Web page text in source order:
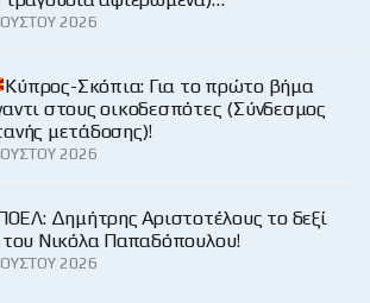
2026
Κύπρος-Σκόπια: Για το πρώτο βήμα
στους οικοδεσπότες (Σύνδεσμος
μετάδοσης)!
2026
Δημήτρης Αριστοτέλους το δεξί
του Νικόλα Παπαδόπουλου!
2026